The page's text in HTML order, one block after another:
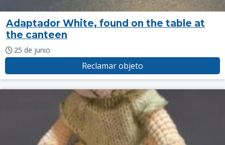
Adaptador White, found on the table at
the canteen
25 de junio
Reclamar objeto